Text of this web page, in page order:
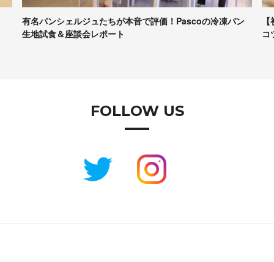
【初心者向け】パンづくりの最低限の道具、かかる時間、
コツなど……専門家に聞きま…
FOLLOW US